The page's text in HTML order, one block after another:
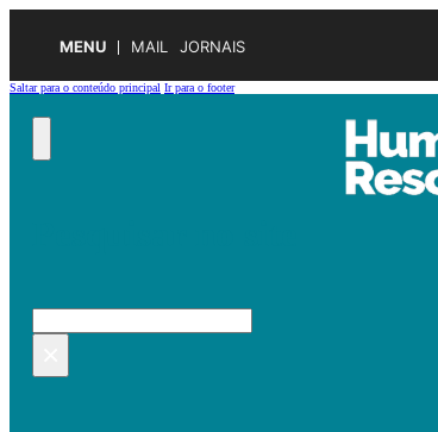
MENU MAIL JORNAIS
Saltar para o conteúdo principal Ir para o footer
Pesquisar